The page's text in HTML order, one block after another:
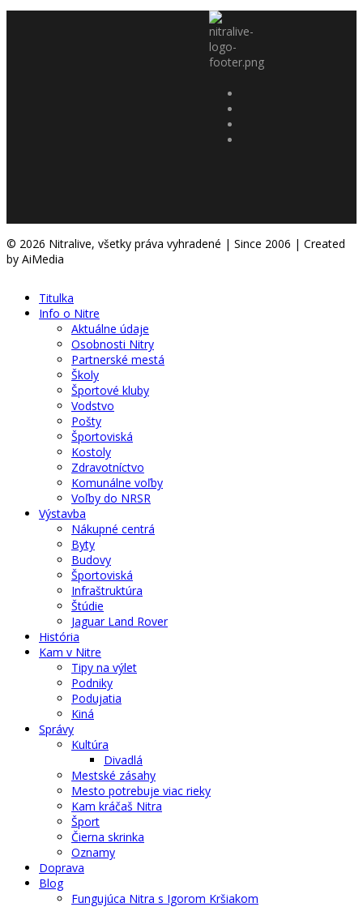
© 2026 Nitralive, všetky práva vyhradené | Since 2006 | Created
by AiMedia
Titulka
Info o Nitre
Aktuálne údaje
Osobnosti Nitry
Partnerské mestá
Školy
Športové kluby
Vodstvo
Pošty
Športoviská
Kostoly
Zdravotníctvo
Komunálne voľby
Voľby do NRSR
Výstavba
Nákupné centrá
Byty
Budovy
Športoviská
Infraštruktúra
Štúdie
Jaguar Land Rover
História
Kam v Nitre
Tipy na výlet
Podniky
Podujatia
Kiná
Správy
Kultúra
Divadlá
Mestské zásahy
Mesto potrebuje viac rieky
Kam kráčaš Nitra
Šport
Čierna skrinka
Oznamy
Doprava
Blog
Fungujúca Nitra s Igorom Kršiakom